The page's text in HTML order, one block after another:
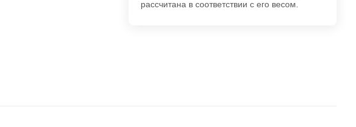
рассчитана в соответствии с его весом.